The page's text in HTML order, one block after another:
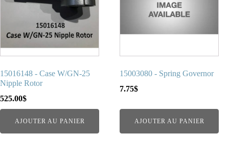
15016148 - Case W/GN-25
Nipple Rotor
525.00$
AJOUTER AU PANIER
15003080 - Spring Governor
7.75$
AJOUTER AU PANIER